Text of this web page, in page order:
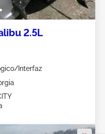
2.5L
Interfaz